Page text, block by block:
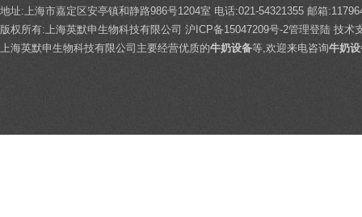
地址:上海市嘉定区安亭镇和静路986号1204室 电话:021-54321355 邮箱
版权所有:上海英默申生物科技有限公司 沪ICP备15047209号-2管理登陆 技术
上海英默申生物科技有限公司主要经营优质的牛奶设备等,欢迎来电咨询牛奶